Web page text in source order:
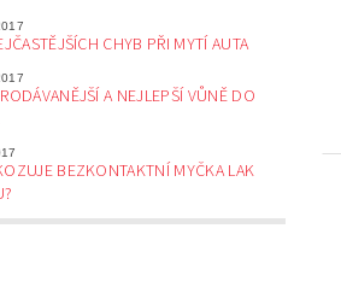
CHYB PŘI MYTÍ AUTA
A NEJLEPŠÍ VŮNĚ DO
BEZKONTAKTNÍ MYČKA LAK